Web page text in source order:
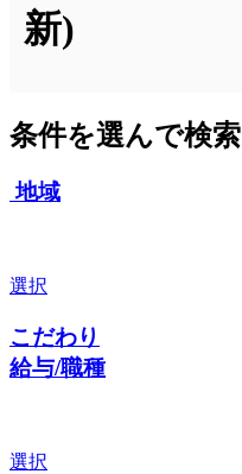
新)
条件を選んで検索
地域
選択
こだわり
給与/職種
選択